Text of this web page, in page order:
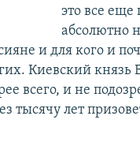
это все
абсолютно
и для кого и
Киевский князь
всего, и не
тысячу лет